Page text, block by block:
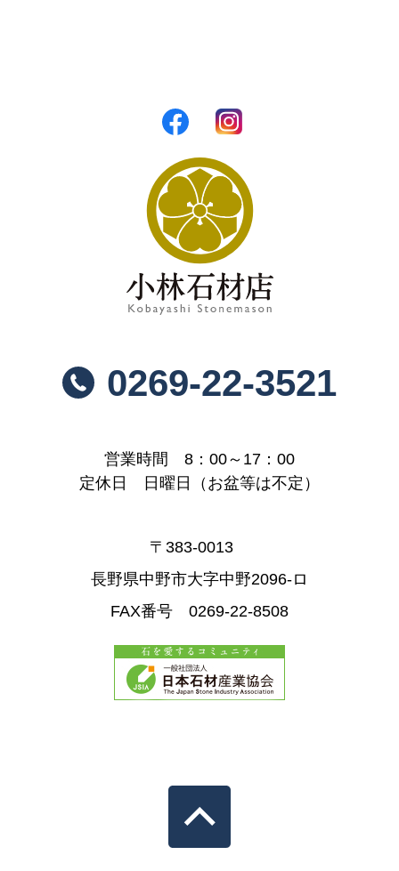
0269-22-3521
営業時間 8：00～17：00
定休日 日曜日（お盆等は不定）
〒383-0013
長野県中野市大字中野2096-ロ
FAX番号 0269-22-8508